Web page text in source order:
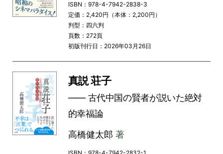
ISBN：978-4-7942-2838-3
定価：2,420円（本体：2,200円）
判型：四六判
頁数：272頁
初版刊行日：2026年03月26日
真説 荘子
―― 古代中国の賢者が説いた絶対
的幸福論
高橋健太郎 著